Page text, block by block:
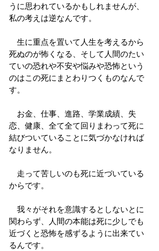
うに思われているかもしれませんが、
私の考えは逆なんです。
生に重点を置いて人生を考えるから
死ぬのが怖くなる、そして人間のたい
ていの恐れや不安や悩みや恐怖という
のはこの死にまとわりつくものなんで
す。
お金、仕事、進路、学業成績、失
恋、健康、全て全て回りまわって死に
結びついていることに気づかなければ
なりません。
走って苦しいのも死に近づいている
からです。
我々がそれを意識するとしないとに
関わらず、人間の本能は死に少しでも
近づくと恐怖を感ずるように出来てい
るんです。